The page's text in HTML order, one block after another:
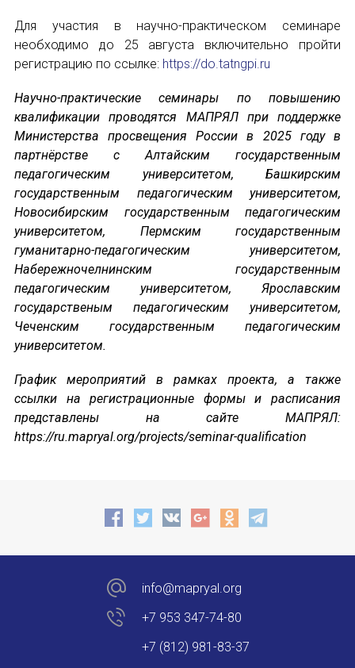
Комплексное исследование
Международный форум TERRA RUSISTICA в
«Вопросы русского языка в юридических
Конференция по переводу в Малаге
«Дар речи: развитие языковой способности
Год Ф.М. Достоевского: обзор мероприятий
Международный образовательно-
Форум в Гаване «Русская литература в
Мобильное приложение TORFL GO
БИБЛИОТЕКА МАПРЯЛ
+7 953 347-74-80
Для участия в научно-практическом семинаре
необходимо до 25 августа включительно пройти
регистрацию по ссылке: https://do.tatngpi.ru
Научно-практические семинары по повышению
квалификации проводятся МАПРЯЛ при поддержке
Министерства просвещения России в 2025 году в
партнёрстве с Алтайским государственным
педагогическим университетом, Башкирским
государственным педагогическим университетом,
Новосибирским государственным педагогическим
университетом, Пермским государственным
гуманитарно-педагогическим университетом,
Набережночелнинским государственным
педагогическим университетом, Ярославским
государственым педагогическим университетом,
Чеченским государственным педагогическим
университетом.
График мероприятий в рамках проекта, а также
ссылки на регистрационные формы и расписания
представлены на сайте МАПРЯЛ:
https://ru.mapryal.org/projects/seminar-qualification
info@mapryal.org
+7 953 347-74-80
+7 (812) 981-83-37
Отправить